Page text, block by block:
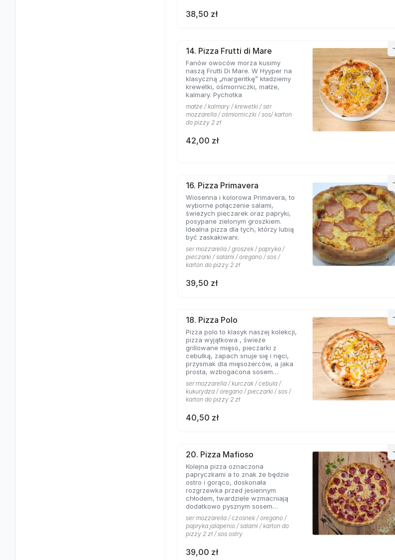
38,50 zł
14. Pizza Frutti di Mare
Fanów owoców morza kusimy
naszą Frutti Di Mare. W Hyyper na
klasyczną „margeritkę” kładziemy
krewetki, ośmiorniczki, małże,
kalmary. Pychotka
małże / kalmary / krewetki / ser
mozzarella / ośmiorniczki / sos/ karton
do pizzy 2 zł
42,00 zł
16. Pizza Primavera
Wiosenna i kolorowa Primavera, to
wyborne połączenie salami,
świeżych pieczarek oraz papryki,
posypane zielonym groszkiem.
Idealna pizza dla tych, którzy lubią
być zaskakiwani.
ser mozzarella / groszek / papryka /
pieczarki / salami / oregano / sos /
karton do pizzy 2 zł
39,50 zł
18. Pizza Polo
Pizza polo to klasyk naszej kolekcji,
pizza wyjątkowa , świeże
grillowane mięso, pieczarki z
cebulką, zapach snuje się i nęci,
przysmak dla mięsożerców, a jaka
prosta, wzbogacona sosem
jogurtowo czosnkowym zadowala
od lat Gości Pizzerii Hyyper.
ser mozzarella / kurczak / cebula /
kukurydza / oregano / pieczarki / sos /
karton do pizzy 2 zł
40,50 zł
20. Pizza Mafioso
Kolejna pizza oznaczona
papryczkami a to znak że będzie
ostro i gorąco, doskonała
rozgrzewka przed jesiennym
chłodem, twardziele wzmacniają
dodatkowo pysznym sosem
pomidorowym pikantnym, uf jak
gorąco.
ser mozzarella / czosnek / oregano /
papryka jalapenio / salami / karton do
pizzy 2 zł / sos ostry
39,00 zł